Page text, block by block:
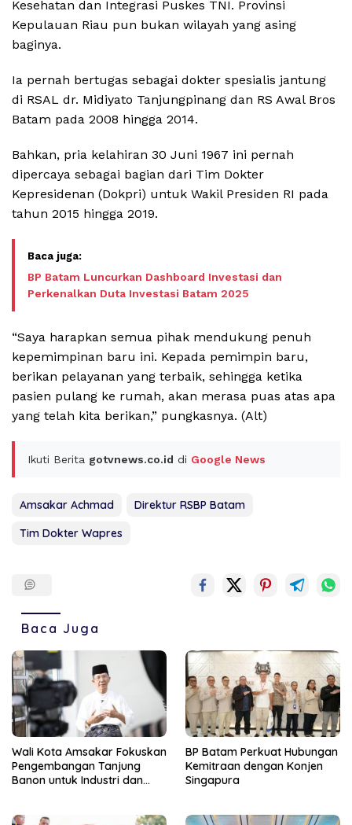
Kesehatan dan Integrasi Puskes TNI. Provinsi
Kepulauan Riau pun bukan wilayah yang asing
baginya.
Ia pernah bertugas sebagai dokter spesialis jantung
di RSAL dr. Midiyato Tanjungpinang dan RS Awal Bros
Batam pada 2008 hingga 2014.
Bahkan, pria kelahiran 30 Juni 1967 ini pernah
dipercaya sebagai bagian dari Tim Dokter
Kepresidenan (Dokpri) untuk Wakil Presiden RI pada
tahun 2015 hingga 2019.
BP Batam Luncurkan Dashboard Investasi dan
Perkenalkan Duta Investasi Batam 2025
“Saya harapkan semua pihak mendukung penuh
kepemimpinan baru ini. Kepada pemimpin baru,
berikan pelayanan yang terbaik, sehingga ketika
pasien pulang ke rumah, akan merasa puas atas apa
yang telah kita berikan,” pungkasnya. (Alt)
Ikuti Berita gotvnews.co.id di Google News
Amsakar Achmad
Direktur RSBP Batam
Tim Dokter Wapres
Baca Juga
Wali Kota Amsakar Fokuskan
Pengembangan Tanjung
Banon untuk Industri dan
BP Batam Perkuat Hubungan
Kemitraan dengan Konjen
Singapura